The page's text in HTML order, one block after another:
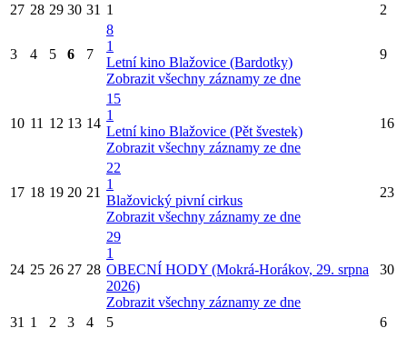
27 28 29 30 31 1 2
3 4 5 6 7
8
1
Letní kino Blažovice (Bardotky)
Zobrazit všechny záznamy ze dne
9
10 11 12 13 14
15
1
Letní kino Blažovice (Pět švestek)
Zobrazit všechny záznamy ze dne
16
17 18 19 20 21
22
1
Blažovický pivní cirkus
Zobrazit všechny záznamy ze dne
23
24 25 26 27 28
29
1
OBECNÍ HODY (Mokrá-Horákov, 29. srpna
2026)
Zobrazit všechny záznamy ze dne
30
31 1 2 3 4 5 6